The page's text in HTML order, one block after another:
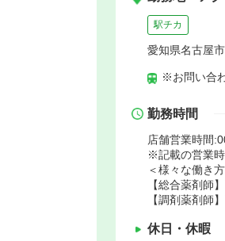
駅チカ
愛知県名古屋
※お問い合
勤務時間
店舗営業時間
※記載の営業
＜様々な働き
【総合薬剤師
【調剤薬剤師
休日・休暇